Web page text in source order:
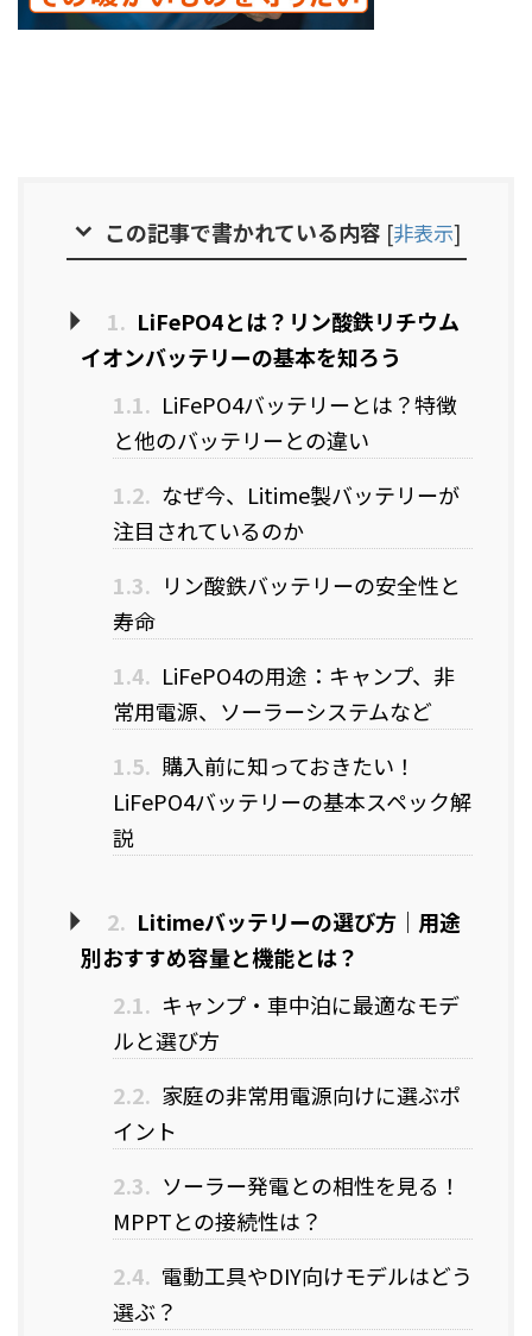
この記事で書かれている内容 [非表示]
1. LiFePO4とは？リン酸鉄リチウム
イオンバッテリーの基本を知ろう
1.1. LiFePO4バッテリーとは？特徴
と他のバッテリーとの違い
1.2. なぜ今、Litime製バッテリーが
注目されているのか
1.3. リン酸鉄バッテリーの安全性と
寿命
1.4. LiFePO4の用途：キャンプ、非
常用電源、ソーラーシステムなど
1.5. 購入前に知っておきたい！
LiFePO4バッテリーの基本スペック解
説
2. Litimeバッテリーの選び方｜用途
別おすすめ容量と機能とは？
2.1. キャンプ・車中泊に最適なモデ
ルと選び方
2.2. 家庭の非常用電源向けに選ぶポ
イント
2.3. ソーラー発電との相性を見る！
MPPTとの接続性は？
2.4. 電動工具やDIY向けモデルはどう
選ぶ？